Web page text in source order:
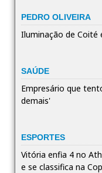
PEDRO OLIVEIRA
Iluminação de Coité
SAÚDE
Empresário que
demais'
ESPORTES
Vitória enfia 4 no
e se classifica na